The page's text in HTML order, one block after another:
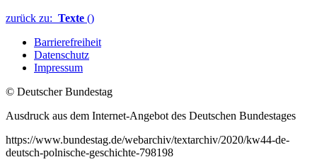
zurück zu: Texte ()
Barrierefreiheit
Datenschutz
Impressum
© Deutscher Bundestag
Ausdruck aus dem Internet-Angebot des Deutschen Bundestages
https://www.bundestag.de/webarchiv/textarchiv/2020/kw44-de-
deutsch-polnische-geschichte-798198